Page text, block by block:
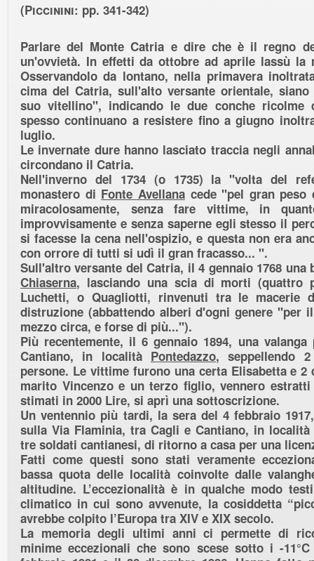
(Piccinini: pp. 341-342)
Parlare del Monte Catria e dire che è il regno
un'ovvietà. In effetti da ottobre ad aprile lassù la
Osservandolo da lontano, nella primavera
cima del Catria, sull'alto versante orientale,
suo vitellino", indicando le due conche ricolme
spesso continuano a resistere fino a giugno
luglio.
Le invernate dure hanno lasciato traccia negli
circondano il Catria.
Nell'inverno del 1734 (o 1735) la "volta del
monastero di Fonte Avellanacede "pel gran peso
miracolosamente, senza fare vittime, in
improvvisamente e senza saperne egli stesso il
si facesse la cena nell'ospizio, e questa non era
con orrore di tutti si udì il gran fracasso... ".
Sull'altro versante del Catria, il 4 gennaio 1768 una
Chiaserna, lasciando una scia di morti (quattro
Luchetti, o Quagliotti, rinvenuti tra le macerie
distruzione (abbattendo alberi d'ogni genere "per
mezzo circa, e forse di più...").
Più recentemente, il 6 gennaio 1894, una
Cantiano, in località Pontedazzo, seppellendo
persone. Le vittime furono una certa Elisabetta e
marito Vincenzo e un terzo figlio, vennero
stimati in 2000 Lire, si aprì una sottoscrizione.
Un ventennio più tardi, la sera del 4 febbraio
sulla Via Flaminia, tra Cagli e Cantiano, in località
tre soldati cantianesi, di ritorno a casa per una
Fatti come questi sono stati veramente
bassa quota delle località coinvolte dalle
altitudine. L’eccezionalità è in qualche modo
climatico in cui sono avvenute, la cosiddetta
avrebbe colpito l’Europa tra XIV e XIX secolo.
La memoria degli ultimi anni ci permette di
minime eccezionali che sono scese sotto i -